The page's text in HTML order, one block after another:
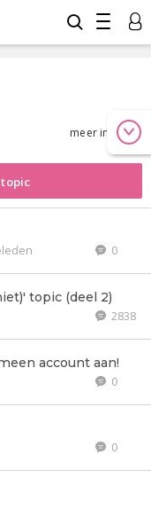
meer info
0
topic (deel 2)
2838
account aan!
0
0